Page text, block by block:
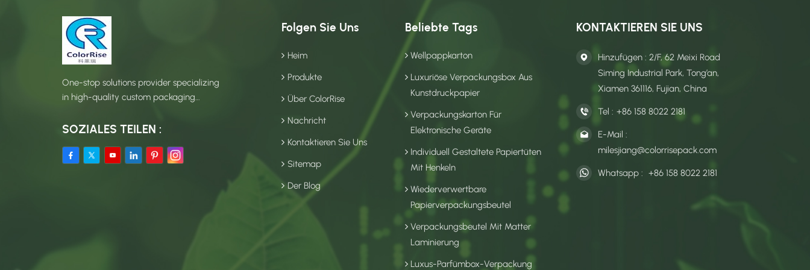
One-stop solutions provider specializing
in high-quality custom packaging
SOZIALES TEILEN :
Folgen Sie Uns
Heim
Produkte
Über ColorRise
Nachricht
Kontaktieren Sie Uns
Sitemap
Der Blog
Beliebte Tags
Wellpappkarton
Luxuriöse Verpackungsbox Aus
Kunstdruckpapier
Verpackungskarton Für
Elektronische Geräte
Individuell Gestaltete Papiertüten
Mit Henkeln
Wiederverwertbare
Papierverpackungsbeutel
Verpackungsbeutel Mit Matter
Laminierung
Luxus-Parfümbox-Verpackung
KONTAKTIEREN SIE UNS
Hinzufügen : 2/F, 62 Meixi Road
Siming Industrial Park, Tong’an,
Xiamen 361116, Fujian, China
Tel : +86 158 8022 2181
E-Mail :
milesjiang@colorrisepack.com
Whatsapp : +86 158 8022 2181